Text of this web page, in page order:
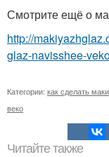
Смотрите ещё о
http://
glaz-navisshee-
Категории: как сделать
веко
Читайте также